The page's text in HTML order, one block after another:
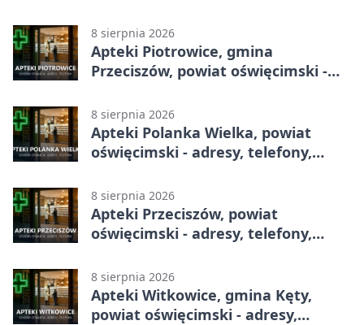
8 sierpnia 2026
Apteki Piotrowice, gmina
Przeciszów, powiat oświęcimski -
8 sierpnia 2026
Apteki Polanka Wielka, powiat
oświęcimski - adresy, telefony,
8 sierpnia 2026
Apteki Przeciszów, powiat
oświęcimski - adresy, telefony,
8 sierpnia 2026
Apteki Witkowice, gmina Kęty,
powiat oświęcimski - adresy,